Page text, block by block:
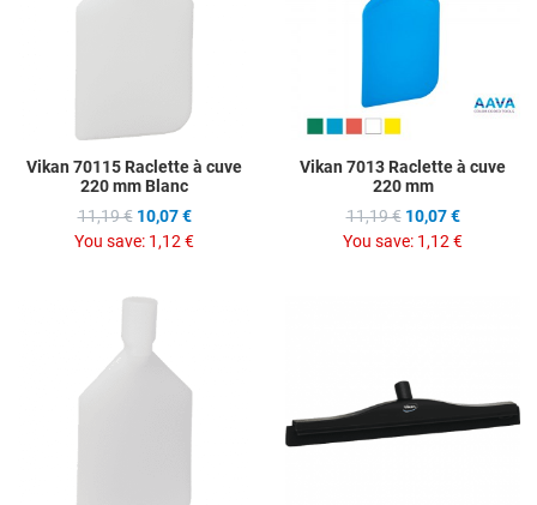
Vikan 70115 Raclette à cuve
220 mm Blanc
11,19 € 10,07 €
You save: 1,12 €
Vikan 7013 Raclette à cuve
220 mm
11,19 € 10,07 €
You save: 1,12 €
Quick View